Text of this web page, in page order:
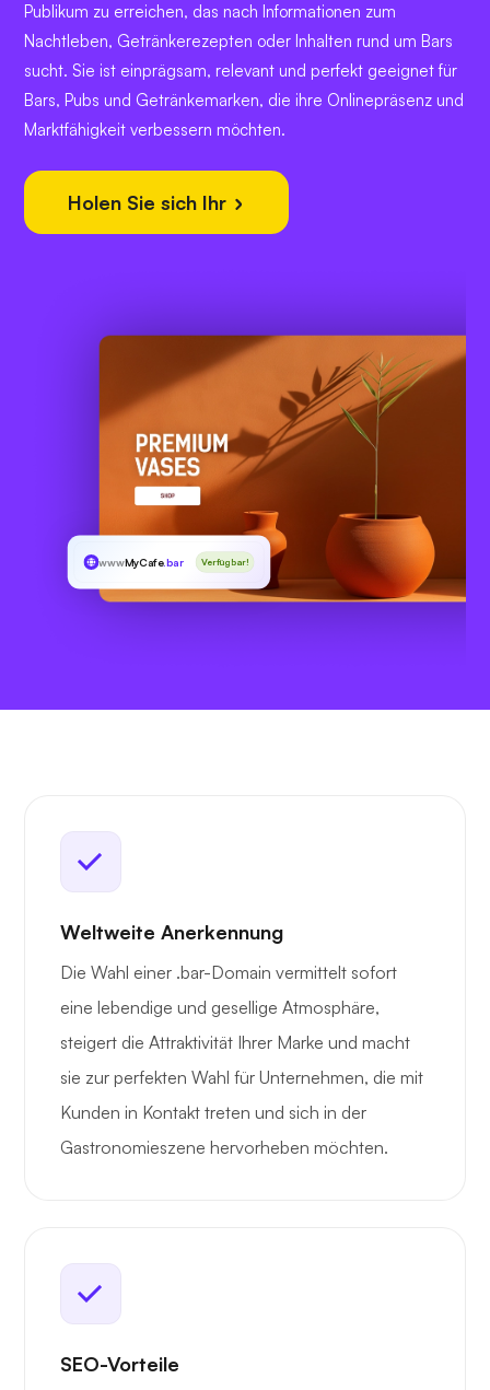
Publikum zu erreichen, das nach Informationen zum
Nachtleben, Getränkerezepten oder Inhalten rund um Bars
sucht. Sie ist einprägsam, relevant und perfekt geeignet für
Bars, Pubs und Getränkemarken, die ihre Onlinepräsenz und
Marktfähigkeit verbessern möchten.
Holen Sie sich Ihr
wwwMyCafe.bar Verfügbar!
Weltweite Anerkennung
Die Wahl einer .bar-Domain vermittelt sofort
eine lebendige und gesellige Atmosphäre,
steigert die Attraktivität Ihrer Marke und macht
sie zur perfekten Wahl für Unternehmen, die mit
Kunden in Kontakt treten und sich in der
Gastronomieszene hervorheben möchten.
SEO-Vorteile